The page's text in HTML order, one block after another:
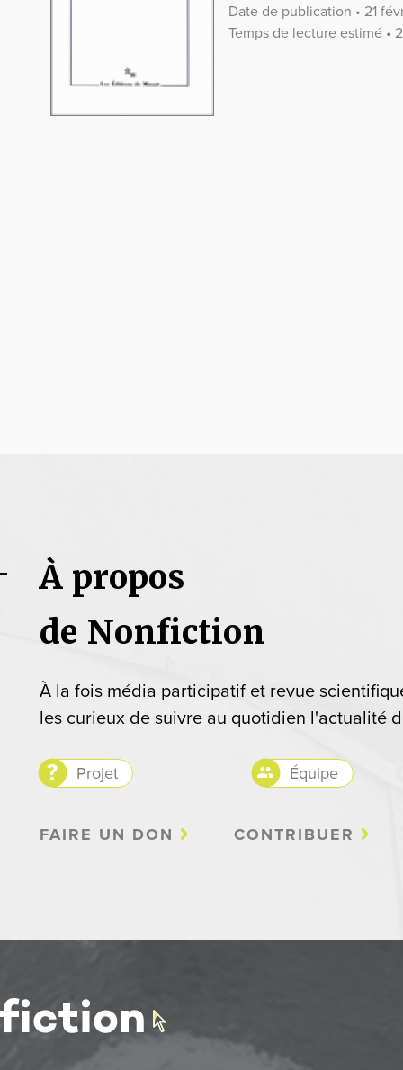
Date de publication • 21
Temps de lecture estimé •
À propos
de Nonfiction
À la fois média participatif et revue
les curieux de suivre au quotidien l'actualité
Projet Équipe
FAIRE UN DON CONTRIBUER